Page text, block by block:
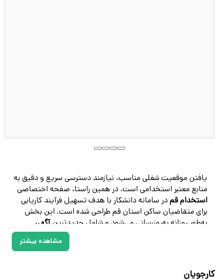
یافتن موقعیت شغلی مناسب، نیازمند دسترسی سریع و دقیق به
منابع معتبر استخدامی است. در همین راستا، صفحه اختصاصی
استخدام قمدر سامانه دانشکار با هدف تسهیل فرآیند کاریابی
برای متقاضیان ساکن استان قم طراحی شده است. این بخش
به‌طور روزانه به‌روزرسانی می‌شود و شامل جدیدترینآگهی
در حوزه‌های مختلف شغلی از جمله اداری، مالی،
می‌توانند به مجموعه‌ای متنوع از
مشاهده بیشتر
کارجویان